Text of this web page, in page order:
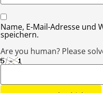
Name, E-Mail-Adresse
speichern.
Are you human? Please